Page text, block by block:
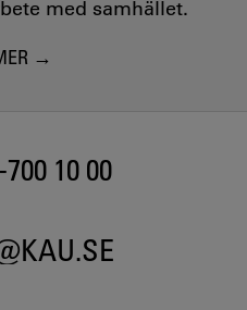
med samhället.
10 00